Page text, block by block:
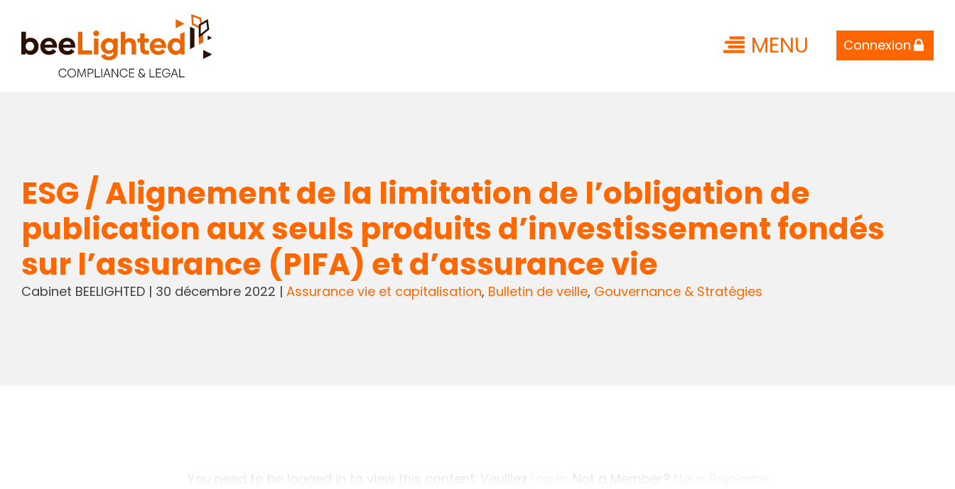
MENU Connexion
ESG / Alignement de la limitation de l’obligation de
publication aux seuls produits d’investissement fondés
sur l’assurance (PIFA) et d’assurance vie
Cabinet BEELIGHTED| 30 décembre 2022 | Assurance vie et capitalisation, Bulletin de veille, Gouvernance & Stratégies
You need to be logged in to view this content. Veuillez . Not a Member?